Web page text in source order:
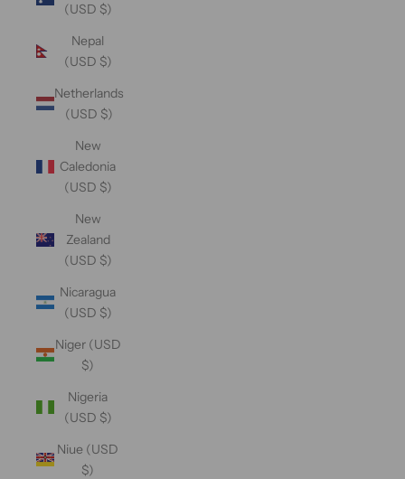
(USD $)
Nepal
(USD $)
Netherlands
(USD $)
New
Caledonia
(USD $)
New
Zealand
(USD $)
Nicaragua
(USD $)
Niger (USD
$)
Nigeria
(USD $)
Niue (USD
$)